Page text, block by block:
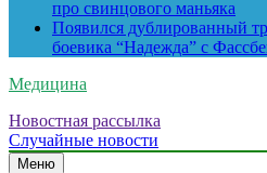
про свинцового маньяка
Появился дублированный
боевика “Надежда” с
Медицина
Новостная рассылка
Случайные новости
Меню